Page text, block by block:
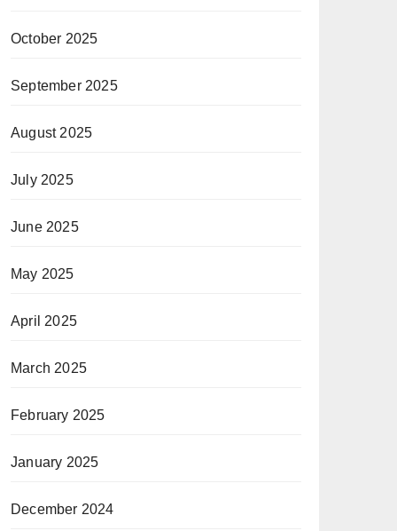
October 2025
September 2025
August 2025
July 2025
June 2025
May 2025
April 2025
March 2025
February 2025
January 2025
December 2024